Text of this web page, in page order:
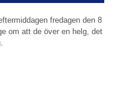
fredagen den 8
om att de över en helg, det